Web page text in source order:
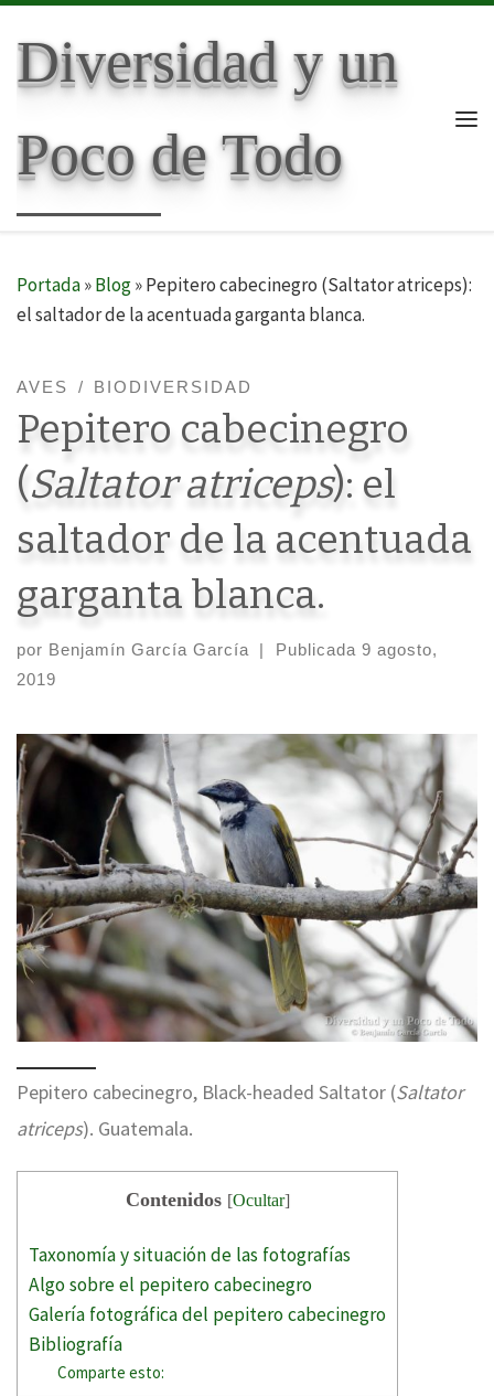
Diversidad y un
Poco de Todo
Portada»Blog»Pepitero cabecinegro (Saltator atriceps):
el saltador de la acentuada garganta blanca.
AVES BIODIVERSIDAD
Pepitero cabecinegro
(Saltator atriceps): el
saltador de la acentuada
garganta blanca.
por Benjamín García García | Publicada 9 agosto,
2019
Pepitero cabecinegro, Black-headed Saltator (Saltator
atriceps). Guatemala.
Contenidos [Ocultar]
Taxonomía y situación de las fotografías
Algo sobre el pepitero cabecinegro
Galería fotográfica del pepitero cabecinegro
Bibliografía
Comparte esto: